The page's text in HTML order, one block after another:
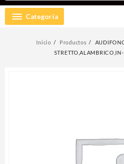
Categoría
Inicio Productos